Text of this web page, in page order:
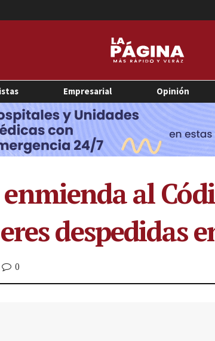
Empresarial Opinión
al
despedidas
0